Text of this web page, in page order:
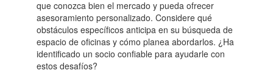
que conozca bien el mercado y pueda ofrecer
asesoramiento personalizado. Considere qué
obstáculos específicos anticipa en su búsqueda de
espacio de oficinas y cómo planea abordarlos. ¿Ha
identificado un socio confiable para ayudarle con
estos desafíos?